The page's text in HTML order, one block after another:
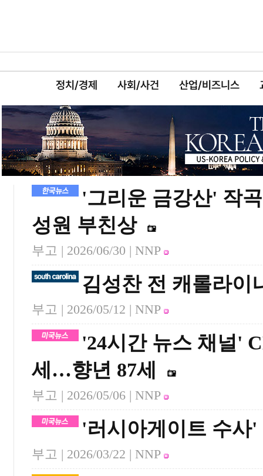
정치/경제 사회/사건 산업/비즈니스
'그리운 금강산' 작
성원 부친상
부고 | 2026/06/30 | NNP
김성찬 전 캐롤라이
부고 | 2026/05/12 | NNP
'24시간 뉴스 채널'
세…향년 87세
부고 | 2026/05/06 | NNP
'러시아게이트 수사
부고 | 2026/03/22 | NNP